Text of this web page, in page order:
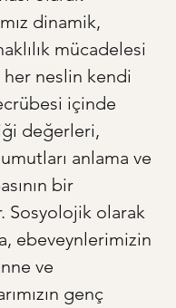
dinamik,
mücadelesi
neslin kendi
içinde
değerleri,
anlama ve
bir
Sosyolojik olarak
ebeveynlerimizin
ve
genç